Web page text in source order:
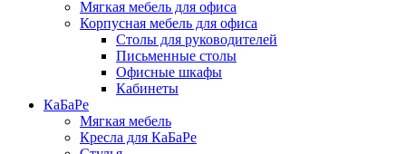
Мягкая мебель для офиса
Корпусная мебель для офиса
Столы для руководителей
Письменные столы
Офисные шкафы
Кабинеты
КаБаРе
Мягкая мебель
Кресла для КаБаРе